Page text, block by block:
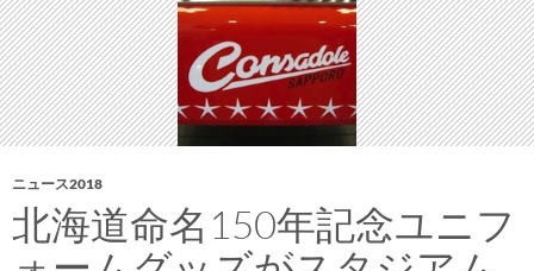
ニュース2018
北海道命名150年記念ユニフ